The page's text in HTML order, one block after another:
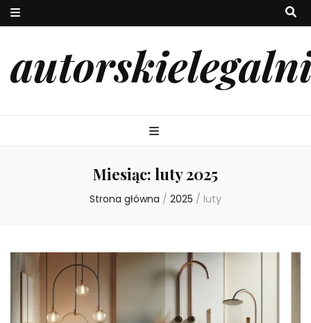
Miesiąc: luty 2025
Strona główna / 2025 / luty